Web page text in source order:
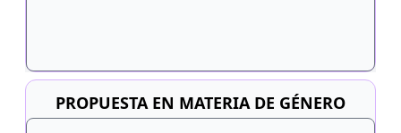
PROPUESTA EN MATERIA DE GÉNERO